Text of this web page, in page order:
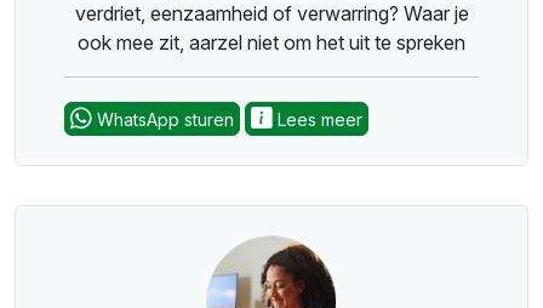
verdriet, eenzaamheid of verwarring? Waar je
ook mee zit, aarzel niet om het uit te spreken
WhatsApp sturen Lees meer